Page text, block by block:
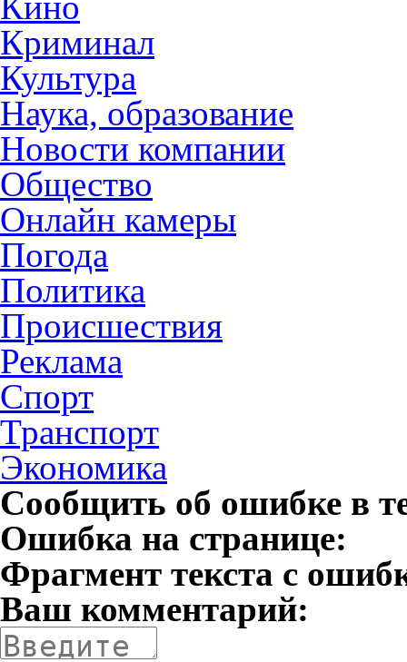
Криминал
Культура
Наука, образование
Новости компании
Общество
Онлайн камеры
Погода
Политика
Происшествия
Реклама
Спорт
Транспорт
Экономика
Сообщить об ошибке в
Ошибка на странице:
Фрагмент текста с
Ваш комментарий: